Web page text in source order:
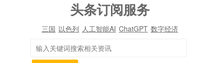
头条订阅服务
三国 以色列 人工智能AI ChatGPT 数字经济